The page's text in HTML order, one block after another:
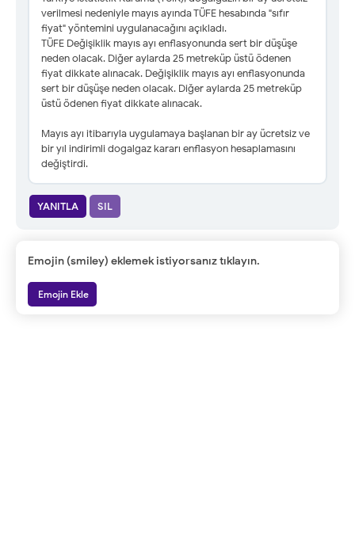
verilmesi nedeniyle mayıs ayında TÜFE hesabında "sıfır
fiyat" yöntemini uygulanacağını açıkladı.
TÜFE Değişiklik mayıs ayı enflasyonunda sert bir düşüşe
neden olacak. Diğer aylarda 25 metreküp üstü ödenen
fiyat dikkate alınacak. Değişiklik mayıs ayı enflasyonunda
sert bir düşüşe neden olacak. Diğer aylarda 25 metreküp
üstü ödenen fiyat dikkate alınacak.
Mayıs ayı itibarıyla uygulamaya başlanan bir ay ücretsiz ve
bir yıl indirimli dogalgaz kararı enflasyon hesaplamasını
değiştirdi.
YANITLA SIL
Emojin (smiley) eklemek istiyorsanız tıklayın.
Emojin Ekle